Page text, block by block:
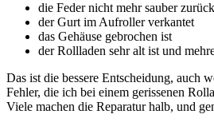
die Feder nicht mehr sauber
der Gurt im Aufroller verkantet
das Gehäuse gebrochen ist
der Rollladen sehr alt ist und
Das ist die bessere Entscheidung, auch
Fehler, die ich bei einem gerissenen
Viele machen die Reparatur halb, und